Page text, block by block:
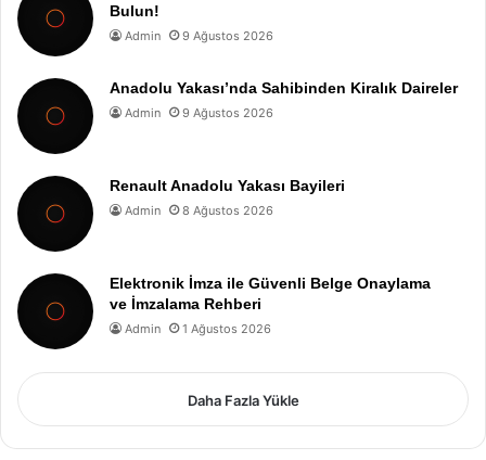
Bulun!
Admin 9 Ağustos 2026
Anadolu Yakası’nda Sahibinden Kiralık Daireler
Admin 9 Ağustos 2026
Renault Anadolu Yakası Bayileri
Admin 8 Ağustos 2026
Elektronik İmza ile Güvenli Belge Onaylama
ve İmzalama Rehberi
Admin 1 Ağustos 2026
Daha Fazla Yükle